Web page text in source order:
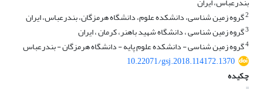
2گروه زمین شناسی، دانشکده علوم، دانشگاه هرمزگان، بندرعباس، ایران
3گروه زمین شناسی ، دانشگاه شهید باهنر، کرمان ، ایران
4گروه زمین شناسی - دانشکده علوم پایه - دانشگاه هرمزگان - بندرعباس
10.22071/gsj.2018.114172.1370
چکیده